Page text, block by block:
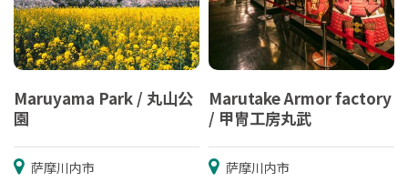
Maruyama Park / 丸山公
園
萨摩川内市
Marutake Armor factory
/ 甲冑工房丸武
萨摩川内市